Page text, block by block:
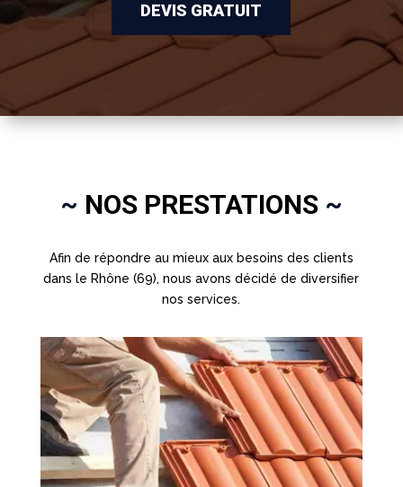
DEVIS GRATUIT
~ NOS PRESTATIONS ~
Afin de répondre au mieux aux besoins des clients
dans le Rhône (69), nous avons décidé de diversifier
nos services.